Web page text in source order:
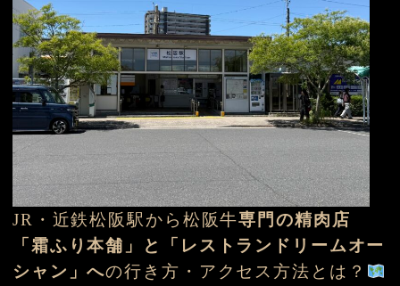
JR・近鉄松阪駅から松阪牛専門の精肉店
「霜ふり本舗」と
「 レストランドリームオー
シャン 」への行き方・アクセス方法とは？